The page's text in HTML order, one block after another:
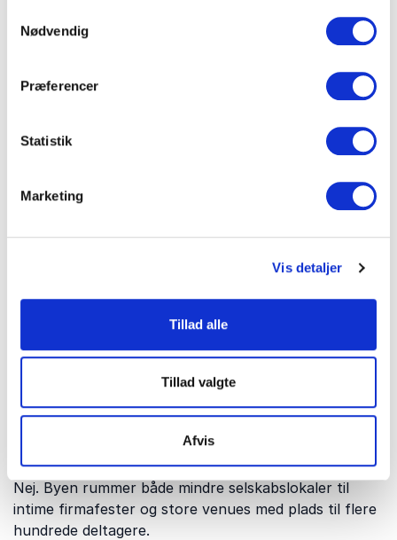
Nødvendig
Præferencer
Statistik
Marketing
Vis detaljer
Tillad alle
Tillad valgte
Afvis
undersøge parkeringsforholdene, da de varierer
betydeligt mellem bydelene. Københavns Lufthavn
gør byen oplagt til virksomheder med internationale
Hvornår bør du booke en firmafest i
Populære datoer i maj, juni, august, november og
december bliver ofte reserveret flere måneder i
større udvalg af venues har I.
Er København kun relevant til store
virksomheder?
Nej. Byen rummer både mindre selskabslokaler til
intime firmafester og store venues med plads til flere
hundrede deltagere.